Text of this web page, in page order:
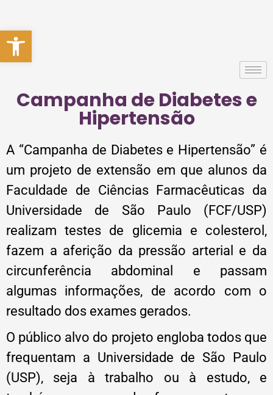
Abrir a barra de ferramentas
Campanha de Diabetes e
Hipertensão
A “Campanha de Diabetes e Hipertensão” é
um projeto de extensão em que alunos da
Faculdade de Ciências Farmacêuticas da
Universidade de São Paulo (FCF/USP)
realizam testes de glicemia e colesterol,
fazem a aferição da pressão arterial e da
circunferência abdominal e passam
algumas informações, de acordo com o
resultado dos exames gerados.
O público alvo do projeto engloba todos que
frequentam a Universidade de São Paulo
(USP), seja à trabalho ou à estudo, e